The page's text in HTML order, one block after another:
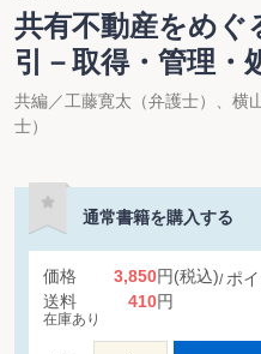
共有不動産をめぐ
引－取得・管理・
共編／工藤寛太（弁護士）、横
士）
通常書籍を購入する
価格 3,850円(税込) ポ
送料 410円
在庫あり